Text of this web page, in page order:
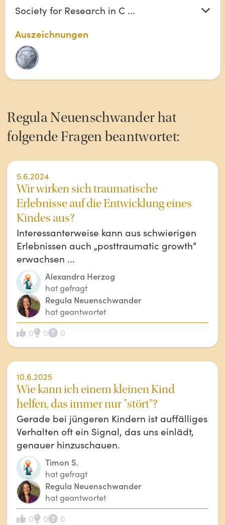
Society for Research in C ...
Auszeichnungen
Regula Neuenschwanderhat
folgende Fragen beantwortet:
5.6.2024
Wir wirken sich traumatische
Erlebnisse auf die Entwicklung eines
Kindes aus?
Interessanterweise kann aus schwierigen
Erlebnissen auch „posttraumatic growth“
erwachsen ...
Alexandra Herzog
hat gefragt
Regula Neuenschwander
hat geantwortet
0
0 0
10.6.2025
Wie kann ich einem kleinen Kind
helfen, das immer nur "stört"?
Gerade bei jüngeren Kindern ist auffälliges
Verhalten oft ein Signal, das uns einlädt,
genauer hinzuschauen.
Timon S.
hat gefragt
Regula Neuenschwander
hat geantwortet
0
0 0